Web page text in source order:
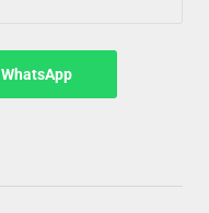
WhatsApp